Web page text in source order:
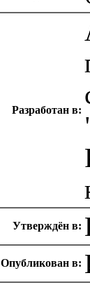
Разработан в:
Утверждён в:
Опубликован в: